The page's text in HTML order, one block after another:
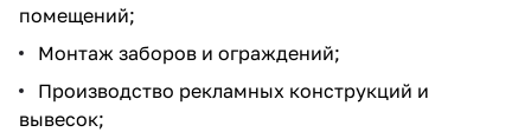
помещений;
Монтаж заборов и ограждений;
Производство рекламных конструкций и
вывесок;